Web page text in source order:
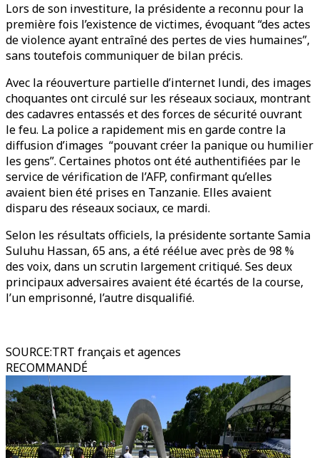
Lors de son investiture, la présidente a reconnu pour la
première fois l’existence de victimes, évoquant “des actes
de violence ayant entraîné des pertes de vies humaines”,
sans toutefois communiquer de bilan précis.
Avec la réouverture partielle d’internet lundi, des images
choquantes ont circulé sur les réseaux sociaux, montrant
des cadavres entassés et des forces de sécurité ouvrant
le feu. La police a rapidement mis en garde contre la
diffusion d’images “pouvant créer la panique ou humilier
les gens”. Certaines photos ont été authentifiées par le
service de vérification de l’AFP, confirmant qu’elles
avaient bien été prises en Tanzanie. Elles avaient
disparu des réseaux sociaux, ce mardi.
Selon les résultats officiels, la présidente sortante Samia
Suluhu Hassan, 65 ans, a été réélue avec près de 98 %
des voix, dans un scrutin largement critiqué. Ses deux
principaux adversaires avaient été écartés de la course,
l’un emprisonné, l’autre disqualifié.
SOURCE:TRT français et agences
RECOMMANDÉ